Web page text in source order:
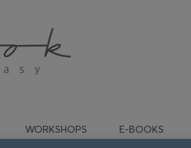
WORKSHOPS E-BOOKS